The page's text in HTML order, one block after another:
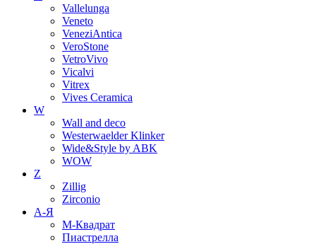
Vallelunga
Veneto
VeneziAntica
VeroStone
VetroVivo
Vicalvi
Vitrex
Vives Ceramica
W
Wall and deco
Westerwaelder Klinker
Wide&Style by ABK
WOW
Z
Zillig
Zirconio
А-Я
М-Квадрат
Пиастрелла